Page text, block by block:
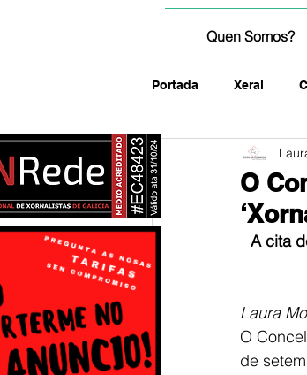
Quen Somos?
Portada Xeral
fotografía
O
A cita
Laura
O
de